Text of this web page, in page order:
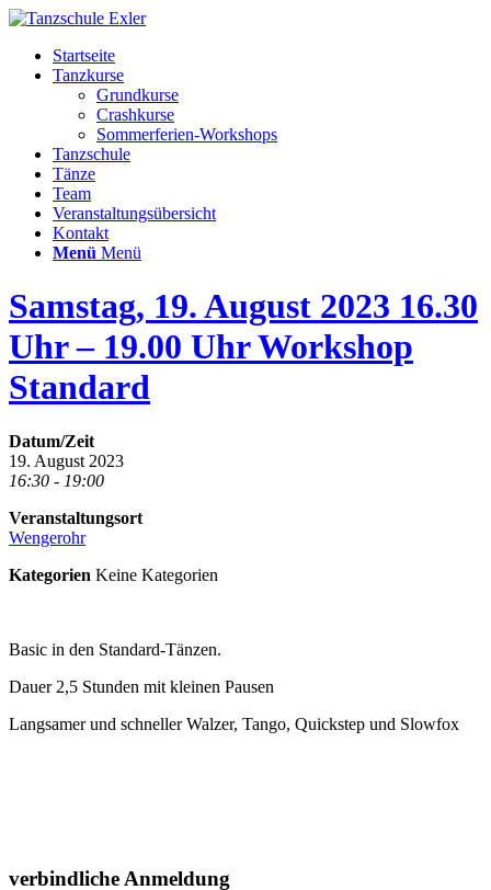
Startseite
Tanzkurse
Grundkurse
Crashkurse
Sommerferien-Workshops
Tanzschule
Tänze
Team
Veranstaltungsübersicht
Kontakt
Menü Menü
Samstag, 19. August 2023 16.30
Uhr – 19.00 Uhr Workshop
Standard
Datum/Zeit
19. August 2023
16:30 - 19:00
Veranstaltungsort
Wengerohr
Kategorien Keine Kategorien
Basic in den Standard-Tänzen.
Dauer 2,5 Stunden mit kleinen Pausen
Langsamer und schneller Walzer, Tango, Quickstep und Slowfox
verbindliche Anmeldung